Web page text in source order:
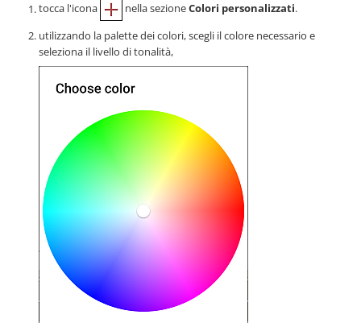
tocca l'icona
nella sezioneColori personalizzati.
utilizzando la palette dei colori, scegli il colore necessario e
seleziona il livello di tonalità,